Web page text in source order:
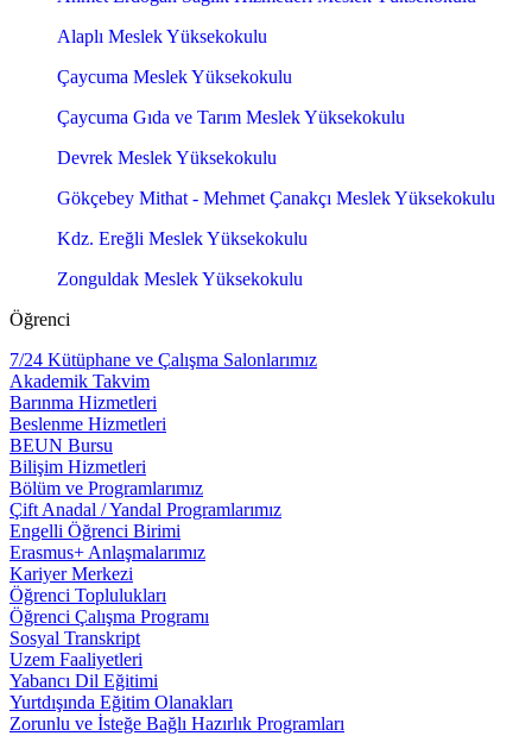
Alaplı Meslek Yüksekokulu
Çaycuma Meslek Yüksekokulu
Çaycuma Gıda ve Tarım Meslek Yüksekokulu
Devrek Meslek Yüksekokulu
Gökçebey Mithat - Mehmet Çanakçı Meslek Yüksekokulu
Kdz. Ereğli Meslek Yüksekokulu
Zonguldak Meslek Yüksekokulu
Öğrenci
7/24 Kütüphane ve Çalışma Salonlarımız
Akademik Takvim
Barınma Hizmetleri
Beslenme Hizmetleri
BEUN Bursu
Bilişim Hizmetleri
Bölüm ve Programlarımız
Çift Anadal / Yandal Programlarımız
Engelli Öğrenci Birimi
Erasmus+ Anlaşmalarımız
Kariyer Merkezi
Öğrenci Toplulukları
Öğrenci Çalışma Programı
Sosyal Transkript
Uzem Faaliyetleri
Yabancı Dil Eğitimi
Yurtdışında Eğitim Olanakları
Zorunlu ve İsteğe Bağlı Hazırlık Programları